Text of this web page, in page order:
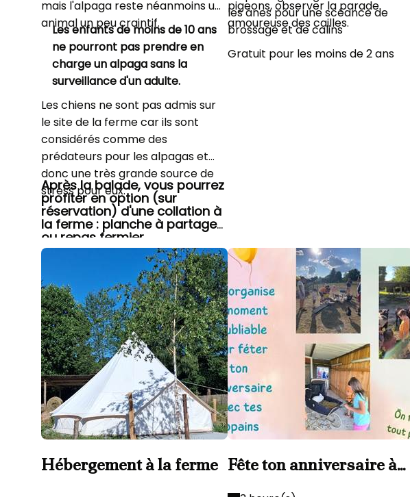
mais l'alpaga reste néanmoins un
animal un peu craintif.
Les enfants de moins de 10 ans
ne pourront pas prendre en
charge un alpaga sans la
surveillance d'un adulte.
Les chiens ne sont pas admis sur
le site de la ferme car ils sont
considérés comme des
prédateurs pour les alpagas et
donc une très grande source de
stress pour eux.
Après la balade, vous pourrez
profiter en option (sur
réservation) d'une collation à
la ferme : planche à partager
ou repas fermier
pigeons, observer la parade
amoureuse des cailles.
les ânes pour une scéance de
brossage et de calins
Gratuit pour les moins de 2 ans
Hébergement à la ferme Fête ton anniversaire à